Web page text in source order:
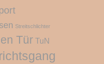
Streitschlichter
Tür TuN